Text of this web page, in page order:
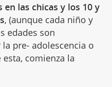
en las chicas y los 10 y
, (aunque cada niño y
edades son
pre- adolescencia o
comienza la